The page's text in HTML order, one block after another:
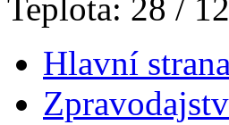
Teplota: 28 /
Hlavní strana